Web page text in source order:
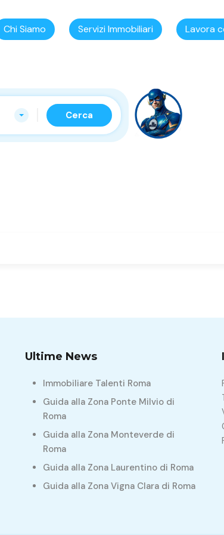
Chi Siamo Servizi Immobiliari Lavora
Cerca
Ultime News
Immobiliare Talenti Roma
Guida alla Zona Ponte Milvio di
Roma
Guida alla Zona Monteverde di
Roma
Guida alla Zona Laurentino di Roma
Guida alla Zona Vigna Clara di Roma